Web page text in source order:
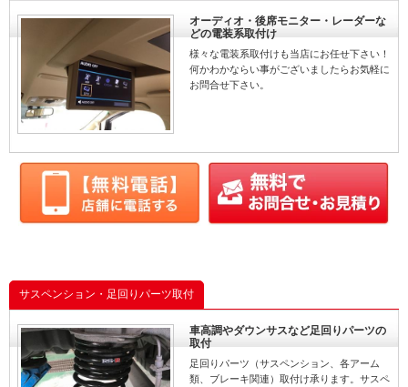
オーディオ・後席モニター・レーダーな
どの電装系取付け
様々な電装系取付けも当店にお任せ下さい！
何かわかならい事がございましたらお気軽に
お問合せ下さい。
サスペンション・足回りパーツ取付
車高調やダウンサスなど足回りパーツの
取付
足回りパーツ（サスペンション、各アーム
類、ブレーキ関連）取付け承ります。サスペ